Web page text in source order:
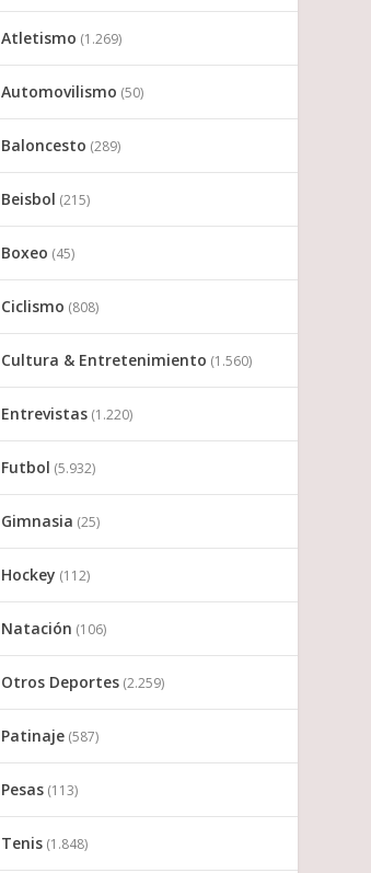
Atletismo (1.269)
Automovilismo (50)
Baloncesto (289)
Beisbol (215)
Boxeo (45)
Ciclismo (808)
Cultura & Entretenimiento (1.560)
Entrevistas (1.220)
Futbol (5.932)
Gimnasia (25)
Hockey (112)
Natación (106)
Otros Deportes (2.259)
Patinaje (587)
Pesas (113)
Tenis (1.848)